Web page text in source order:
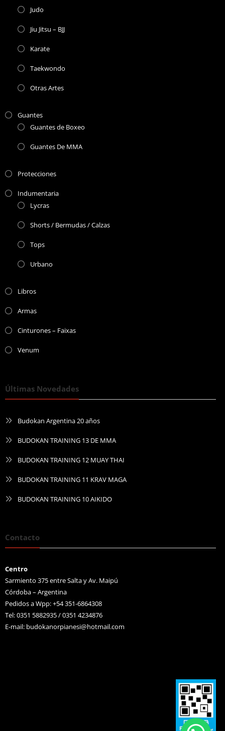
Judo
Jiu Jitsu – BJJ
Karate
Taekwondo
Otras Artes
Guantes
Guantes de Boxeo
Guantes De MMA
Protecciones
Indumentaria
Lycras
Shorts / Bermudas / Calzas
Tops
Urbano
Libros
Armas
Cinturones – Faixas
Venum
Últimas Novedades
Budokan Argentina 20 años
BUDOKAN TRAINING 13 DE MMA
BUDOKAN TRAINING 12 MUAY THAI
BUDOKAN TRAINING 11 KRAV MAGA
BUDOKAN TRAINING 10 AIKIDO
Contacto
Centro
Sarmiento 375 entre Salta y Av. Maipú
Córdoba – Argentina
Pedidos a Wpp: +54 351-6864308
Tel: 0351 5882935 / 0351 4234876
E-mail: budokanorpianesi@hotmail.com